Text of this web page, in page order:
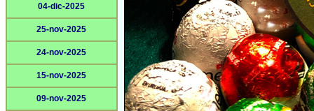
04-dic-2025
25-nov-2025
24-nov-2025
15-nov-2025
09-nov-2025